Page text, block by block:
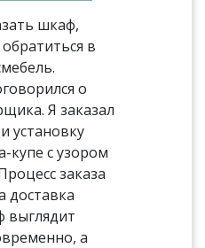
шкаф,
в
о
Я заказал
установку
купе с узором
заказа
доставка
выглядит
а